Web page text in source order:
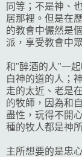
同等；不是神、
居那裡。但是在
的教會中儼然是
派，享受教會中
和"醉酒的人"一
白神的道的人；
走的太近、老是
的牧師，因為和
盡性，玩得不開
種的牧人都是
主所想要的是忠